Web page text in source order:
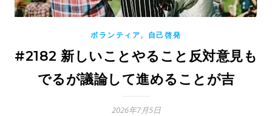
ボランティア, 自己啓発
#2182 新しいことやること反対意見も
でるが議論して進めることが吉
2026年7月5日